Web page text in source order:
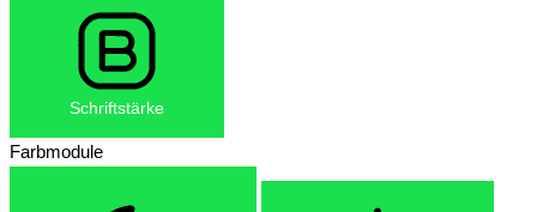
Schriftstärke
Farbmodule